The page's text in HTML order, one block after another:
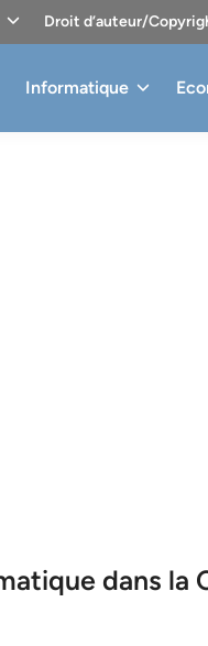
Droit d’auteur/
Informatique
dans la